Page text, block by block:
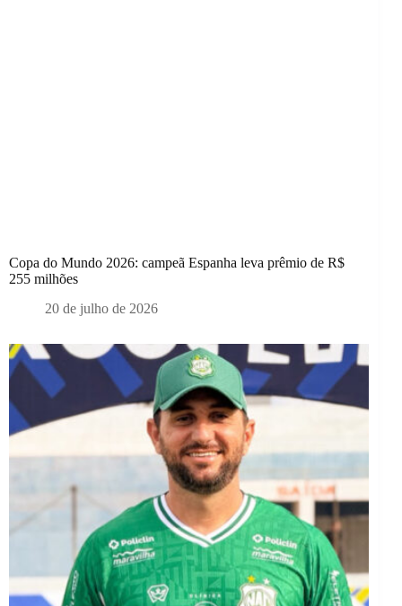
Copa do Mundo 2026: campeã Espanha leva prêmio de R$
255 milhões
20 de julho de 2026